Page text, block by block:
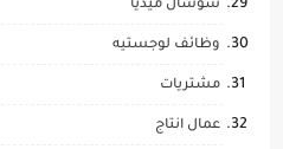
سوشال ميديا
وظائف لوجستيه
مشتريات
عمال انتاج